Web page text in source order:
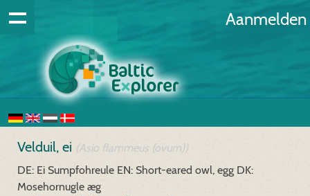
Aanmelden
Velduil, ei (Asio flammeus (ovum))
DE: Ei Sumpfohreule EN: Short-eared owl, egg DK:
Mosehornugle æg